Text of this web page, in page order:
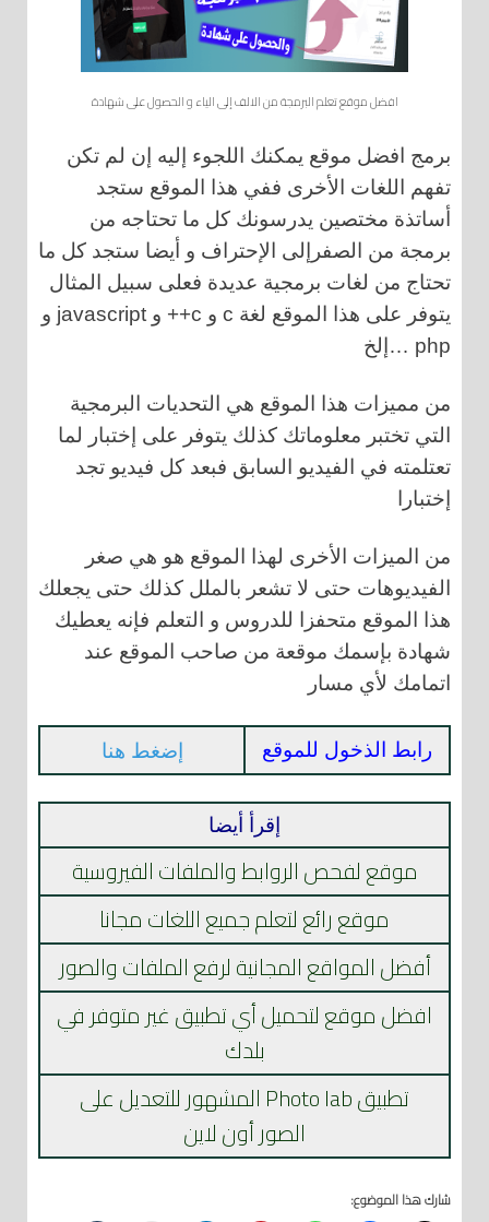
افضل موقع تعلم البرمجة من الالف إلى الياء و الحصول على شهادة
برمج افضل موقع يمكنك اللجوء إليه إن لم تكن
تفهم اللغات الأخرى ففي هذا الموقع ستجد
أساتذة مختصين يدرسونك كل ما تحتاجه من
برمجة من الصفرإلى الإحتراف و أيضا ستجد كل ما
تحتاج من لغات برمجية عديدة فعلى سبيل المثال
يتوفر على هذا الموقع لغة c و c++ و javascript و
php …إلخ
من مميزات هذا الموقع هي التحديات البرمجية
التي تختبر معلوماتك كذلك يتوفر على إختبار لما
تعتلمته في الفيديو السابق فبعد كل فيديو تجد
إختبارا
من الميزات الأخرى لهذا الموقع هو هي صغر
الفيديوهات حتى لا تشعر بالملل كذلك حتى يجعلك
هذا الموقع متحفزا للدروس و التعلم فإنه يعطيك
شهادة بإسمك موقعة من صاحب الموقع عند
اتمامك لأي مسار
رابط الذخول للموقع إضغط هنا
إقرأ أيضا
موقع لفحص الروابط والملفات الفيروسية
موقع رائع لتعلم جميع اللغات مجانا
أفضل المواقع المجانية لرفع الملفات والصور
افضل موقع لتحميل أي تطبيق غير متوفر في
بلدك
تطبيق Photo lab المشهور للتعديل على
الصور أون لاين
شارك هذا الموضوع: